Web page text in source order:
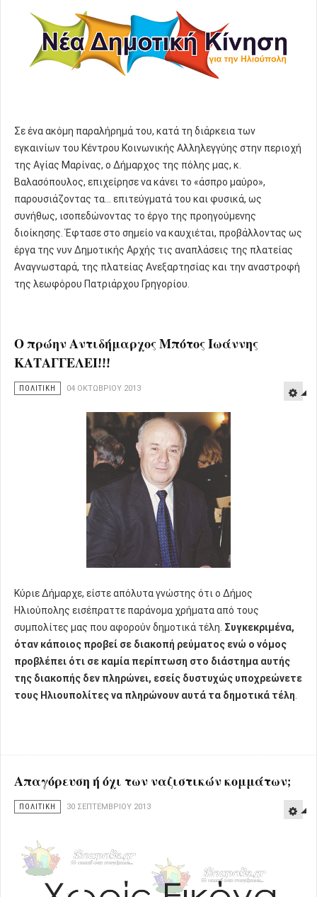
Σε ένα ακόμη παραλήρημά του, κατά τη διάρκεια των
εγκαινίων του Κέντρου Κοινωνικής Αλληλεγγύης στην περιοχή
της Αγίας Μαρίνας, ο Δήμαρχος της πόλης μας, κ.
Βαλασόπουλος, επιχείρησε να κάνει το «άσπρο μαύρο»,
παρουσιάζοντας τα... επιτεύγματά του και φυσικά, ως
συνήθως, ισοπεδώνοντας το έργο της προηγούμενης
διοίκησης. Έφτασε στο σημείο να καυχιέται, προβάλλοντας ως
έργα της νυν Δημοτικής Αρχής τις αναπλάσεις της πλατείας
Αναγνωσταρά, της πλατείας Ανεξαρτησίας και την αναστροφή
της λεωφόρου Πατριάρχου Γρηγορίου.
Ο πρώην Αντιδήμαρχος Μπότος Ιωάννης
ΚΑΤΑΓΓΕΛΕΙ!!!
ΠΟΛΙΤΙΚΗ 04 ΟΚΤΩΒΡΊΟΥ 2013
Κύριε Δήμαρχε, είστε απόλυτα γνώστης ότι ο Δήμος
Ηλιούπολης εισέπραττε παράνομα χρήματα από τους
συμπολίτες μας που αφορούν δημοτικά τέλη. Συγκεκριμένα,
όταν κάποιος προβεί σε διακοπή ρεύματος ενώ ο νόμος
προβλέπει ότι σε καμία περίπτωση στο διάστημα αυτής
της διακοπής δεν πληρώνει, εσείς δυστυχώς υποχρεώνετε
τους Ηλιουπολίτες να πληρώνουν αυτά τα δημοτικά τέλη
Απαγόρευση ή όχι των ναζιστικών κομμάτων;
ΠΟΛΙΤΙΚΗ 30 ΣΕΠΤΕΜΒΡΊΟΥ 2013